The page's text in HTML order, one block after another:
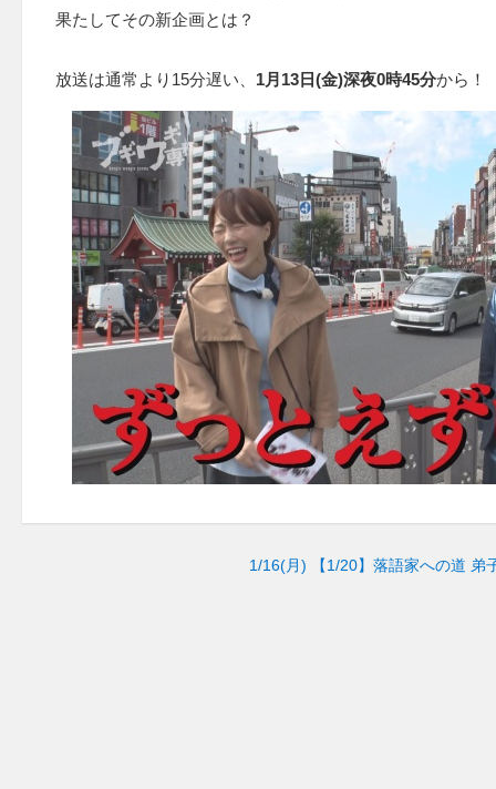
果たしてその新企画とは？
放送は通常より15分遅い、 1月13日(金)深夜0時45分から！
1/16(月) 【1/20】落語家への道 弟